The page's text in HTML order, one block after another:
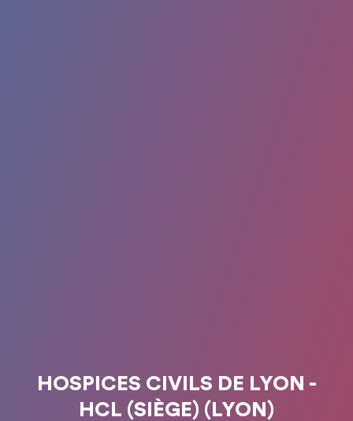
HOSPICES CIVILS DE LYON -
HCL (SIÈGE) (LYON)